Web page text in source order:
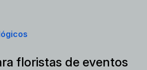
floristas de eventos